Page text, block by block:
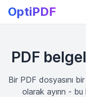
OptiPDF
PDF
Bir PDF dosyasını
olarak ayırın -